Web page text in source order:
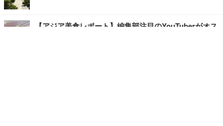
【アジア美食レポート】編集部注目のYouTuberがオス